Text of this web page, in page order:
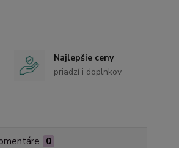
Najlepšie ceny
priadzí i doplnkov
0